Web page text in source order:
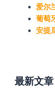
爱尔
葡萄
安提
更
最新文章